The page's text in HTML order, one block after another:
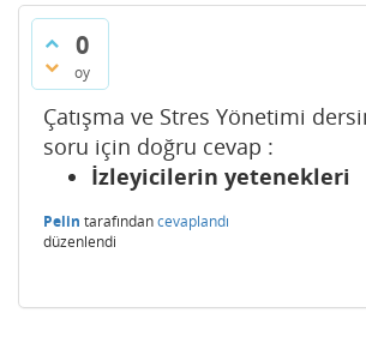
0
oy
Çatışma ve Stres Yönetimi
soru için doğru cevap :
İzleyicilerin yetenekleri
Pelin tarafındancevaplandı
düzenlendi